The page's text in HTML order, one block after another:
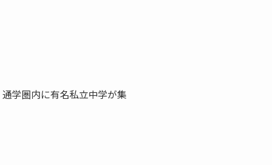
学圏内に有名私立中学が集